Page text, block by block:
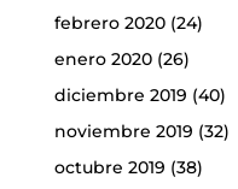
febrero 2020(24)
enero 2020(26)
diciembre 2019 (40)
noviembre 2019 (32)
octubre 2019 (38)